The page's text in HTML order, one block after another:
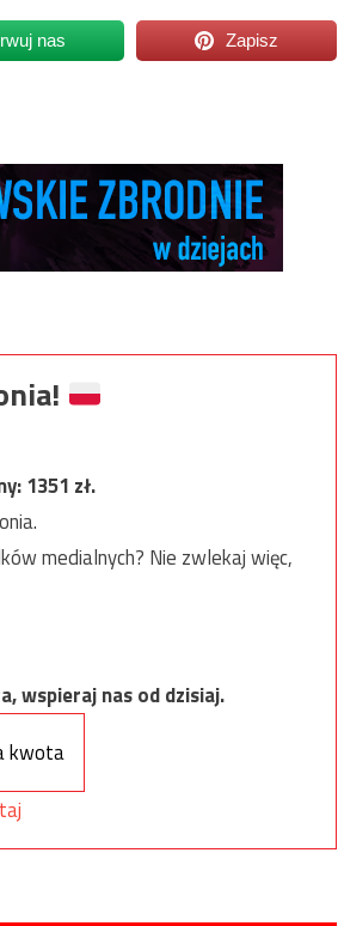
nas Zapisz
1351 zł.
medialnych? Nie zwlekaj więc,
wspieraj nas od dzisiaj.
kwota